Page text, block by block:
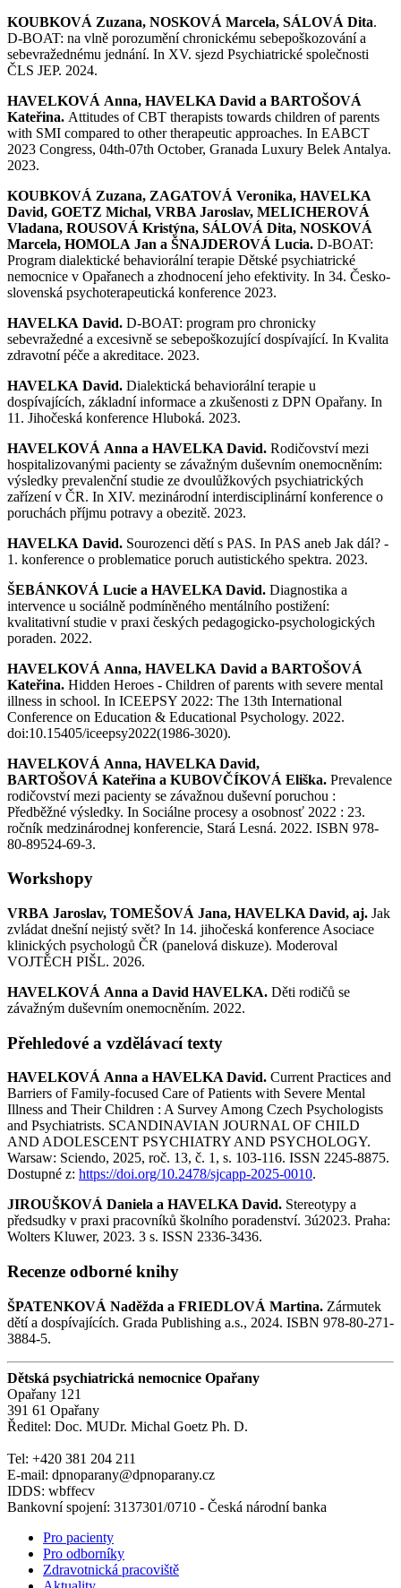
KOUBKOVÁ Zuzana, NOSKOVÁ Marcela, SÁLOVÁ Dita.
D-BOAT: na vlně porozumění chronickému sebepoškozování a
sebevražednému jednání. In XV. sjezd Psychiatrické společnosti
ČLS JEP. 2024.
HAVELKOVÁ Anna, HAVELKA David a BARTOŠOVÁ
Kateřina. Attitudes of CBT therapists towards children of parents
with SMI compared to other therapeutic approaches. In EABCT
2023 Congress, 04th-07th October, Granada Luxury Belek Antalya.
2023.
KOUBKOVÁ Zuzana, ZAGATOVÁ Veronika, HAVELKA
David, GOETZ Michal, VRBA Jaroslav, MELICHEROVÁ
Vladana, ROUSOVÁ Kristýna, SÁLOVÁ Dita, NOSKOVÁ
Marcela, HOMOLA Jan a ŠNAJDEROVÁ Lucia. D-BOAT:
Program dialektické behaviorální terapie Dětské psychiatrické
nemocnice v Opařanech a zhodnocení jeho efektivity. In 34. Česko-
slovenská psychoterapeutická konference 2023.
HAVELKA David. D-BOAT: program pro chronicky
sebevražedné a excesivně se sebepoškozující dospívající. In Kvalita
zdravotní péče a akreditace. 2023.
HAVELKA David. Dialektická behaviorální terapie u
dospívajících, základní informace a zkušenosti z DPN Opařany. In
11. Jihočeská konference Hluboká. 2023.
HAVELKOVÁ Anna a HAVELKA David. Rodičovství mezi
hospitalizovanými pacienty se závažným duševním onemocněním:
výsledky prevalenční studie ze dvoulůžkových psychiatrických
zařízení v ČR. In XIV. mezinárodní interdisciplinární konference o
poruchách příjmu potravy a obezitě. 2023.
HAVELKA David. Sourozenci dětí s PAS. In PAS aneb Jak dál? -
1. konference o problematice poruch autistického spektra. 2023.
ŠEBÁNKOVÁ Lucie a HAVELKA David. Diagnostika a
intervence u sociálně podmíněného mentálního postižení:
kvalitativní studie v praxi českých pedagogicko-psychologických
poraden. 2022.
HAVELKOVÁ Anna, HAVELKA David a BARTOŠOVÁ
Kateřina. Hidden Heroes - Children of parents with severe mental
illness in school. In ICEEPSY 2022: The 13th International
Conference on Education & Educational Psychology. 2022.
doi:10.15405/iceepsy2022(1986-3020).
HAVELKOVÁ Anna, HAVELKA David,
BARTOŠOVÁ Kateřina a KUBOVČÍKOVÁ Eliška. Prevalence
rodičovství mezi pacienty se závažnou duševní poruchou :
Předběžné výsledky. In Sociálne procesy a osobnosť 2022 : 23.
ročník medzinárodnej konferencie, Stará Lesná. 2022. ISBN 978-
80-89524-69-3.
Workshopy
VRBA Jaroslav, TOMEŠOVÁ Jana, HAVELKA David, aj. Jak
zvládat dnešní nejistý svět? In 14. jihočeská konference Asociace
klinických psychologů ČR (panelová diskuze). Moderoval
VOJTĚCH PIŠL. 2026.
HAVELKOVÁ Anna a David HAVELKA. Děti rodičů se
závažným duševním onemocněním. 2022.
Přehledové a vzdělávací texty
HAVELKOVÁ Anna a HAVELKA David. Current Practices and
Barriers of Family-focused Care of Patients with Severe Mental
Illness and Their Children : A Survey Among Czech Psychologists
and Psychiatrists. SCANDINAVIAN JOURNAL OF CHILD
AND ADOLESCENT PSYCHIATRY AND PSYCHOLOGY.
Warsaw: Sciendo, 2025, roč. 13, č. 1, s. 103-116. ISSN 2245-8875.
Dostupné z: https://doi.org/10.2478/sjcapp-2025-0010.
JIROUŠKOVÁ Daniela a HAVELKA David. Stereotypy a
předsudky v praxi pracovníků školního poradenství. 3ú2023. Praha:
Wolters Kluwer, 2023. 3 s. ISSN 2336-3436.
Recenze odborné knihy
ŠPATENKOVÁ Naděžda a FRIEDLOVÁ Martina. Zármutek
dětí a dospívajících. Grada Publishing a.s., 2024. ISBN 978-80-271-
3884-5.
Dětská psychiatrická nemocnice Opařany
Opařany 121
391 61 Opařany
Ředitel: Doc. MUDr. Michal Goetz Ph. D.
Tel: +420 381 204 211
E-mail: dpnoparany@dpnoparany.cz
IDDS: wbffecv
Bankovní spojení: 3137301/0710 - Česká národní banka
Pro pacienty
Pro odborníky
Zdravotnická pracoviště